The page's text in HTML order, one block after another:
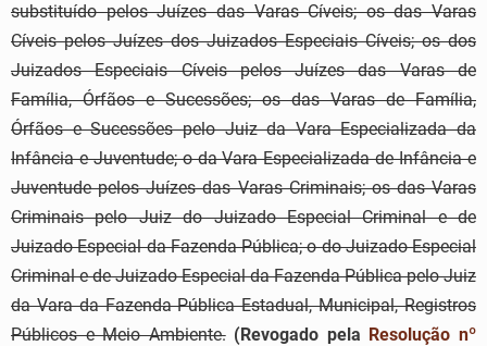
substituído pelos Juízes das Varas Cíveis; os das Varas
Cíveis pelos Juízes dos Juizados Especiais Cíveis; os dos
Juizados Especiais Cíveis pelos Juízes das Varas de
Família, Órfãos e Sucessões; os das Varas de Família,
Órfãos e Sucessões pelo Juiz da Vara Especializada da
Infância e Juventude; o da Vara Especializada de Infância e
Juventude pelos Juízes das Varas Criminais; os das Varas
Criminais pelo Juiz do Juizado Especial Criminal e de
Juizado Especial da Fazenda Pública; o do Juizado Especial
Criminal e de Juizado Especial da Fazenda Pública pelo Juiz
da Vara da Fazenda Pública Estadual, Municipal, Registros
Públicos e Meio Ambiente. (Revogado pela Resolução nº